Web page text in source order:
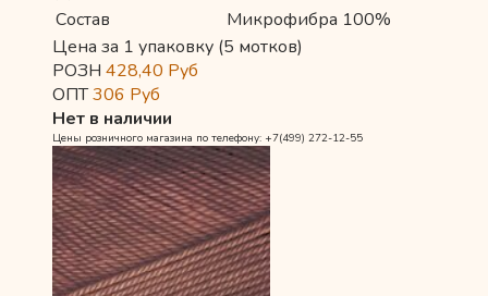
Состав
Микрофибра 100%
Цена за 1 упаковку (5 мотков)
РОЗН 428,40 Руб
ОПТ306 Руб
Нет в наличии
Цены розничного магазина по телефону: +7(499) 272-12-55